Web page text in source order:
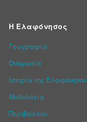
Η Ελαφόνησος
Γεωγραφία
Ονομασία
Ιστορία της Ελαφονήσου
Μυθολογία
Περιβάλλον